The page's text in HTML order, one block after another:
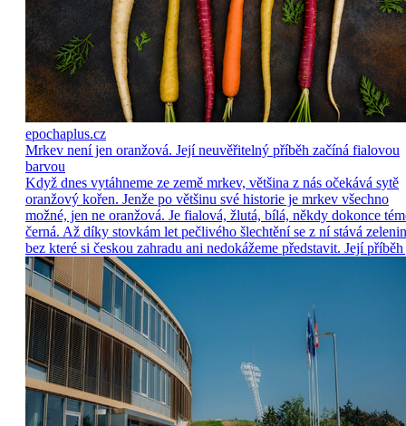
epochaplus.cz
Mrkev není jen oranžová. Její neuvěřitelný příběh začíná fialovou
barvou
Když dnes vytáhneme ze země mrkev, většina z nás očekává sytě
oranžový kořen. Jenže po většinu své historie je mrkev všechno
možné, jen ne oranžová. Je fialová, žlutá, bílá, někdy dokonce
černá. Až díky stovkám let pečlivého šlechtění se z ní stává
bez které si českou zahradu ani nedokážeme představit. Její příběh